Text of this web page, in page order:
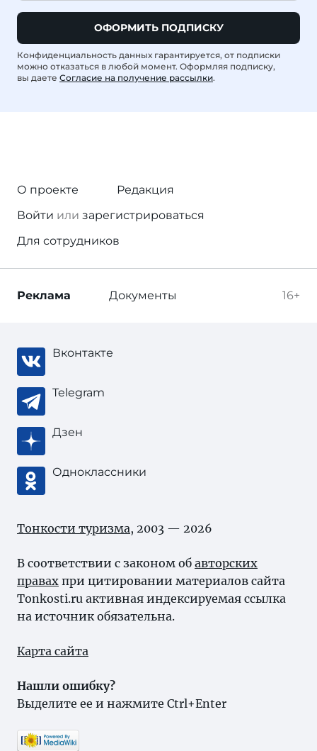
ОФОРМИТЬ ПОДПИСКУ
Конфиденциальность данных гарантируется, от подписки
можно отказаться в любой момент. Оформляя подписку,
вы даете Согласие на получение рассылки.
О проекте
Редакция
Войти или зарегистрироваться
Для сотрудников
16+
Реклама Документы
Вконтакте
Telegram
Дзен
Одноклассники
Тонкости туризма, 2003 — 2026
В соответствии с законом об авторских
правах при цитировании материалов сайта
Tonkosti.ru активная индексируемая ссылка
на источник обязательна.
Карта сайта
Нашли ошибку?
Выделите ее и нажмите Ctrl+Enter